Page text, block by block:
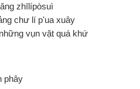
zhīlípòsuì
chư lí p'ua xuây
vụn vặt quá khứ
phây